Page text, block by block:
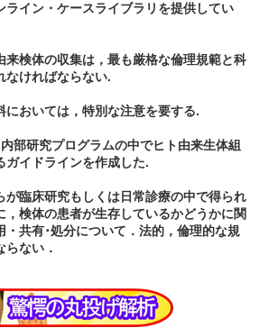
ライン・ケースライブラリを提供してい
来検体の収集は，最も厳格な倫理規範と科
なければならない.
においては，特別な注意を要する.
部研究プログラムの中でヒト由来生体組
ガイドラインを作成した.
が臨床研究もしくは日常診療の中で得られ
，検体の患者が生存しているかどうかに関
・共有･処分について．法的，倫理的な規
ない．